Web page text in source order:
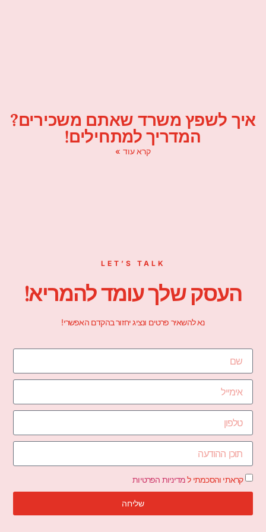
איך לשפץ משרד שאתם משכירים?
המדריך למתחילים!
קרא עוד »
LET’S TALK
העסק שלך עומד להמריא!
נא להשאיר פרטים ונציג יחזור בהקדם האפשרי!
קראתי והסכמתי למדיניות הפרטיות
שליחה